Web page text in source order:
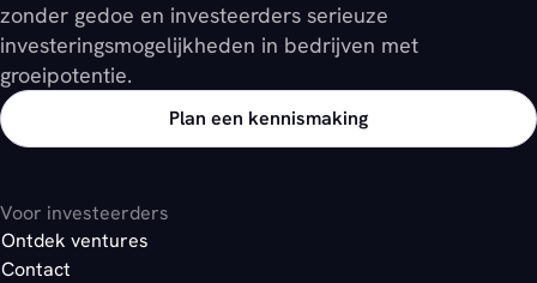
zonder gedoe en investeerders serieuze
investeringsmogelijkheden in bedrijven met
groeipotentie.
Plan een kennismaking
Voor investeerders
Ontdek ventures
Contact